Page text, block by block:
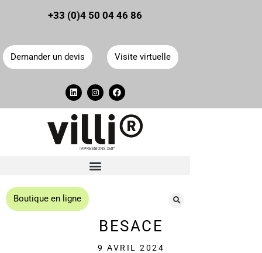
Panneau de gestion des cookies
+33 (0)4 50 04 46 86
Demander un devis Visite virtuelle
Boutique en ligne
BESACE
9 AVRIL 2024